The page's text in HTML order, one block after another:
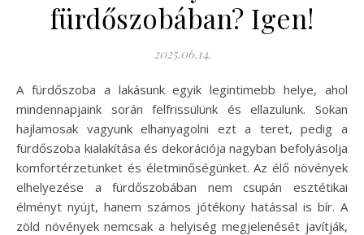
fürdőszobában? Igen!
2025.06.14.
A fürdőszoba a lakásunk egyik legintimebb helye, ahol
mindennapjaink során felfrissülünk és ellazulunk. Sokan
hajlamosak vagyunk elhanyagolni ezt a teret, pedig a
fürdőszoba kialakítása és dekorációja nagyban befolyásolja
komfortérzetünket és életminőségünket. Az élő növények
elhelyezése a fürdőszobában nem csupán esztétikai
élményt nyújt, hanem számos jótékony hatással is bír. A
zöld növények nemcsak a helyiség megjelenését javítják,